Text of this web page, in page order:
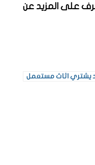
على المزيد عن
يشتري اثاث مستعمل